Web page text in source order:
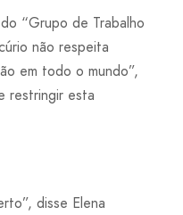
“Grupo de Trabalho
não respeita
em todo o mundo”,
restringir esta
disse Elena